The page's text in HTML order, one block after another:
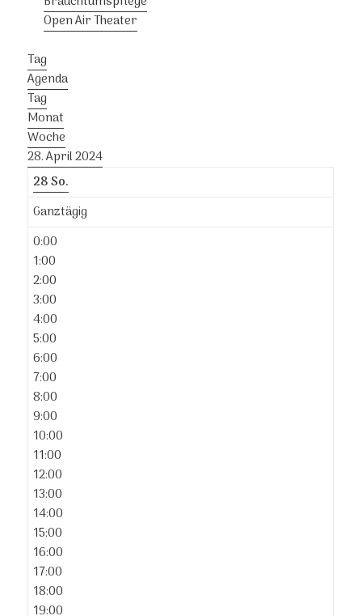
Open Air Theater
Tag
Agenda
Tag
Monat
Woche
28. April 2024
28So.
Ganztägig
0:00
1:00
2:00
3:00
4:00
5:00
6:00
7:00
8:00
9:00
10:00
11:00
12:00
13:00
14:00
15:00
16:00
17:00
18:00
19:00